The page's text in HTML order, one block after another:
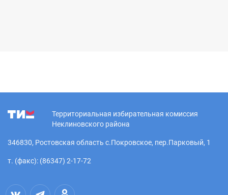
Территориальная избирательная комиссия
Неклиновского района
346830, Ростовская область с.Покровское, пер.Парковый, 1
т. (факс): (86347) 2-17-72